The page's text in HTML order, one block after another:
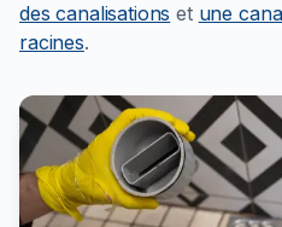
des canalisations et une
racines.